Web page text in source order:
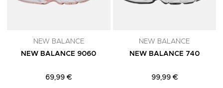
NEW BALANCE
NEW BALANCE 9060
69,99 €
NEW BALANCE
NEW BALANCE 740
99,99 €